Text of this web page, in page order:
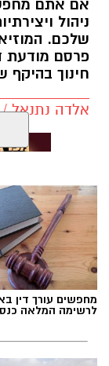
אם אתם
ניהול
שלכם.
פרסם מודעת
חינוך
אלדה נתנאל / 09:43
תגים: דרושים
מחפשים עורך דין
לרשימה המלאה